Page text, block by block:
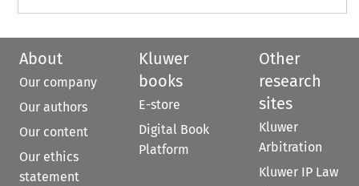
About
Our company
Our authors
Our content
Our ethics
statement
Kluwer
books
E-store
Digital Book
Platform
Other
research
sites
Kluwer
Arbitration
Kluwer IP Law